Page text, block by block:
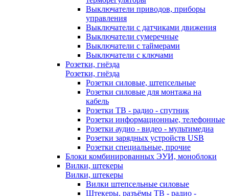
Выключатели приводов, приборы
управления
Выключатели с датчиками движения
Выключатели сумеречные
Выключатели с таймерами
Выключатели с ключами
Розетки, гнёзда
Розетки, гнёзда
Розетки силовые, штепсельные
Розетки силовые для монтажа на
кабель
Розетки ТВ - радио - спутник
Розетки информационные, телефонные
Розетки аудио - видео - мультимедиа
Розетки зарядных устройств USB
Розетки специальные, прочие
Блоки комбинированных ЭУИ, моноблоки
Вилки, штекеры
Вилки, штекеры
Вилки штепсельные силовые
Штекеры, разъёмы ТВ - радио -